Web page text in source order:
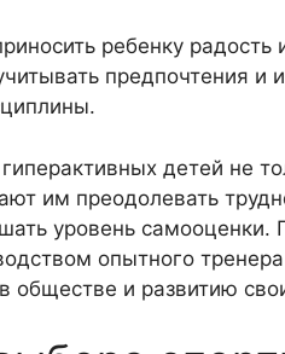
ребенку радость
предпочтения и
детей не
им преодолевать
уровень самооценки.
опытного
обществе и развитию